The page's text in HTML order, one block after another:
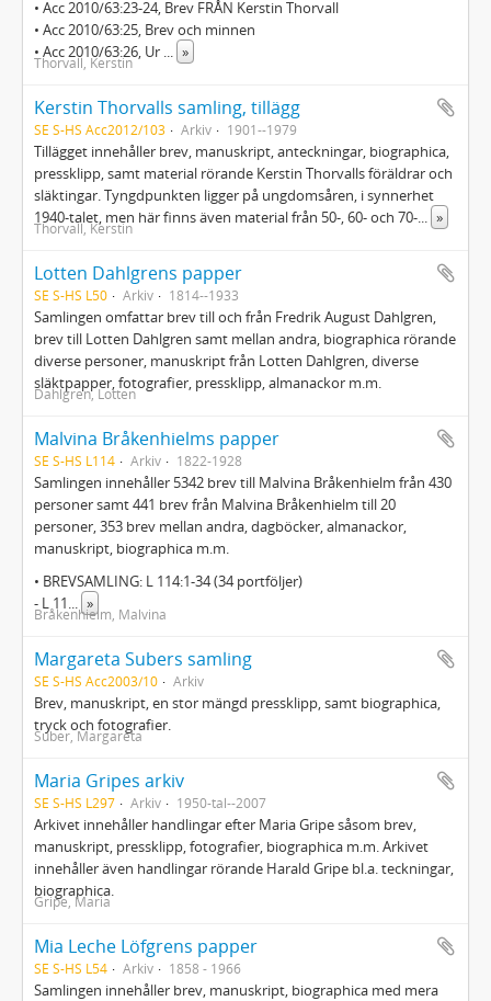
• Acc 2010/63:23-24, Brev FRÅN Kerstin Thorvall
• Acc 2010/63:25, Brev och minnen
• Acc 2010/63:26, Ur ... »
Thorvall, Kerstin
Kerstin Thorvalls samling, tillägg
SE S-HS Acc2012/103 Arkiv 1901--1979
Tillägget innehåller brev, manuskript, anteckningar, biographica,
pressklipp, samt material rörande Kerstin Thorvalls föräldrar och
släktingar. Tyngdpunkten ligger på ungdomsåren, i synnerhet
1940-talet, men här finns även material från 50-, 60- och 70-... »
Thorvall, Kerstin
Lotten Dahlgrens papper
SE S-HS L50 Arkiv 1814--1933
Samlingen omfattar brev till och från Fredrik August Dahlgren,
brev till Lotten Dahlgren samt mellan andra, biographica rörande
diverse personer, manuskript från Lotten Dahlgren, diverse
släktpapper, fotografier, pressklipp, almanackor m.m.
Dahlgren, Lotten
Malvina Bråkenhielms papper
SE S-HS L114 Arkiv 1822-1928
Samlingen innehåller 5342 brev till Malvina Bråkenhielm från 430
personer samt 441 brev från Malvina Bråkenhielm till 20
personer, 353 brev mellan andra, dagböcker, almanackor,
manuskript, biographica m.m.
• BREVSAMLING: L 114:1-34 (34 portföljer)
- L 11... »
Bråkenhielm, Malvina
Margareta Subers samling
SE S-HS Acc2003/10 Arkiv
Brev, manuskript, en stor mängd pressklipp, samt biographica,
tryck och fotografier.
Suber, Margareta
Maria Gripes arkiv
SE S-HS L297 Arkiv 1950-tal--2007
Arkivet innehåller handlingar efter Maria Gripe såsom brev,
manuskript, pressklipp, fotografier, biographica m.m. Arkivet
innehåller även handlingar rörande Harald Gripe bl.a. teckningar,
biographica.
Gripe, Maria
Mia Leche Löfgrens papper
SE S-HS L54 Arkiv 1858 - 1966
Samlingen innehåller brev, manuskript, biographica med mera